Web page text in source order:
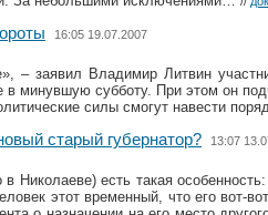
16:05 19.07.2007
– заявил Владимир Литвин
в минувшую субботу. При этом он
силы смогут навести
старый губернатор? 13:07
Николаеве) есть такая
этот временный, что его вот-